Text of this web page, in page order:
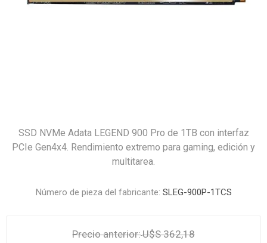
SSD NVMe Adata LEGEND 900 Pro de 1TB con interfaz
PCIe Gen4x4. Rendimiento extremo para gaming, edición y
multitarea.
Número de pieza del fabricante: SLEG-900P-1TCS
Precio anterior:U$S 362,18